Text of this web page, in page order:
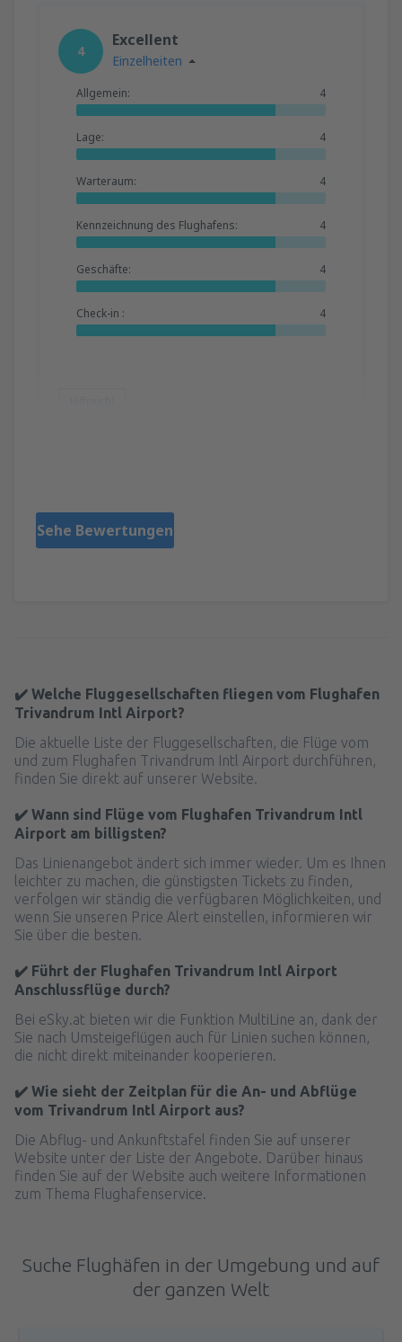
4
Excellent
Einzelheiten
Allgemein: 4
Lage: 4
Warteraum: 4
Kennzeichnung des Flughafens: 4
Geschäfte: 4
Check-in : 4
Sehe Bewertungen
✔️ Welche Fluggesellschaften fliegen vom Flughafen
Trivandrum Intl Airport?
Die aktuelle Liste der Fluggesellschaften, die Flüge vom
und zum Flughafen Trivandrum Intl Airport durchführen,
finden Sie direkt auf unserer Website.
✔️ Wann sind Flüge vom Flughafen Trivandrum Intl
Airport am billigsten?
Das Linienangebot ändert sich immer wieder. Um es Ihnen
leichter zu machen, die günstigsten Tickets zu finden,
verfolgen wir ständig die verfügbaren Möglichkeiten, und
wenn Sie unseren Price Alert einstellen, informieren wir
Sie über die besten.
✔️ Führt der Flughafen Trivandrum Intl Airport
Anschlussflüge durch?
Bei eSky.at bieten wir die Funktion MultiLine an, dank der
Sie nach Umsteigeflügen auch für Linien suchen können,
die nicht direkt miteinander kooperieren.
✔️ Wie sieht der Zeitplan für die An- und Abflüge
vom Trivandrum Intl Airport aus?
Die Abflug- und Ankunftstafel finden Sie auf unserer
Website unter der Liste der Angebote. Darüber hinaus
finden Sie auf der Website auch weitere Informationen
zum Thema Flughafenservice.
Suche Flughäfen in der Umgebung und auf
der ganzen Welt